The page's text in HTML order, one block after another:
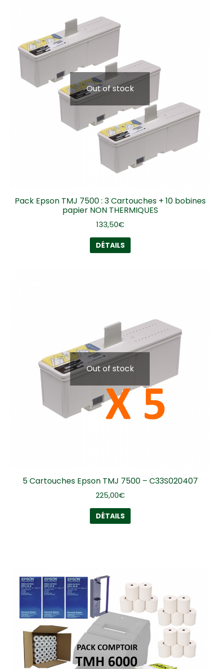
Out of stock
Pack Epson TMJ 7500 : 3 Cartouches + 10 bobines
papier NON THERMIQUES
133,50€
DÉTAILS
Out of stock
5 Cartouches Epson TMJ 7500 – C33S020407
225,00€
DÉTAILS